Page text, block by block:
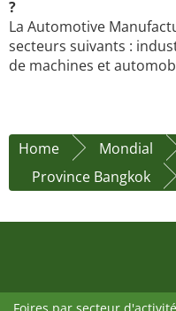
?
La Automotive
secteurs suivants :
de machines et
Home Mondial
Province Bangkok